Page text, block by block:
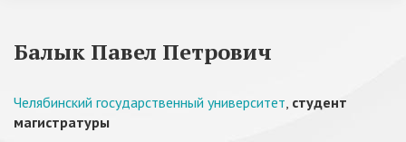
Балык Павел Петрович
Челябинский государственный университет, студент
магистратуры